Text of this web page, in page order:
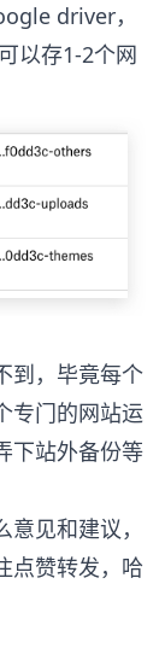
driver，
以存1-2个网
到，毕竟每个
专门的网站运
下站外备份等
见和建议，
点赞转发，哈